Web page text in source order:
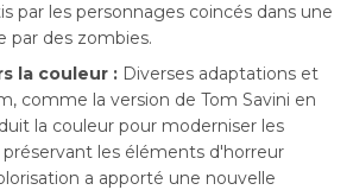
par les personnages coincés dans une
par des zombies.
la couleur : Diverses adaptations et
comme la version de Tom Savini en
la couleur pour moderniser les
les éléments d'horreur
a apporté une nouvelle